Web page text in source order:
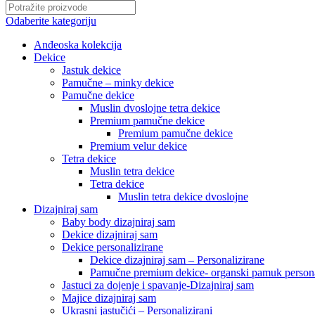
Odaberite kategoriju
Anđeoska kolekcija
Dekice
Jastuk dekice
Pamučne – minky dekice
Pamučne dekice
Muslin dvoslojne tetra dekice
Premium pamučne dekice
Premium pamučne dekice
Premium velur dekice
Tetra dekice
Muslin tetra dekice
Tetra dekice
Muslin tetra dekice dvoslojne
Dizajniraj sam
Baby body dizajniraj sam
Dekice dizajniraj sam
Dekice personalizirane
Dekice dizajniraj sam – Personalizirane
Pamučne premium dekice- organski pamuk
Jastuci za dojenje i spavanje-Dizajniraj sam
Majice dizajniraj sam
Ukrasni jastučići – Personalizirani